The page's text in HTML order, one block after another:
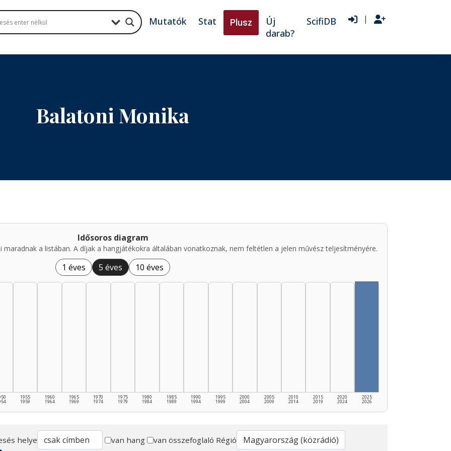
Mutatók Stat Plusz
Új
darab?
ScifiDB |
Balatoni Monika
Idősoros diagram
a listában. A díjak a hangjátékokra általában vonatkoznak, nem feltétlen a jelen művész teljesítményére.
1 éves 5 éves 10 éves
1955
1959
1960
1964
1965
1969
1970
1974
1975
1979
1980
1984
1985
1989
1990
1994
1995
1999
2000
2004
2005
2009
2010
2014
2015
2019
2020
2024
2025
2026
helye van hang van összefoglaló Régió